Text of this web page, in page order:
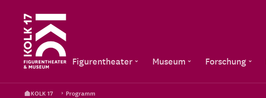
Figurentheater Museum Forschung
KOLK 17 Programm